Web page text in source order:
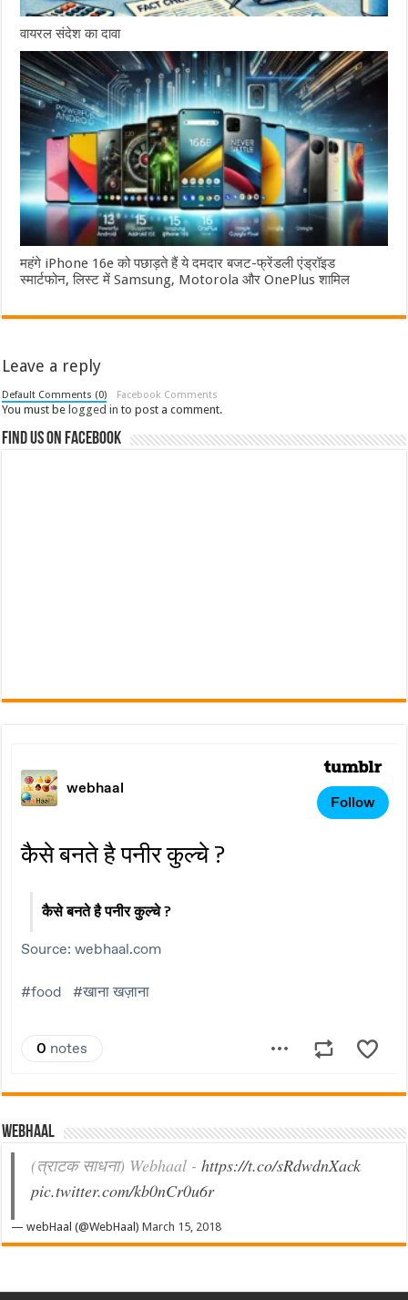
वायरल संदेश का दावा
महंगे iPhone 16e को पछाड़ते हैं ये दमदार बजट-फ्रेंडली एंड्रॉइड
स्मार्टफोन, लिस्ट में Samsung, Motorola और OnePlus शामिल
Leave a reply
Default Comments (0) Facebook Comments
You must be logged in to post a comment.
Find us on Facebook
Webhaal
(त्राटक साधना) Webhaal -https://t.co/sRdwdnXack
pic.twitter.com/kb0nCr0u6r
— webHaal (@WebHaal)March 15, 2018